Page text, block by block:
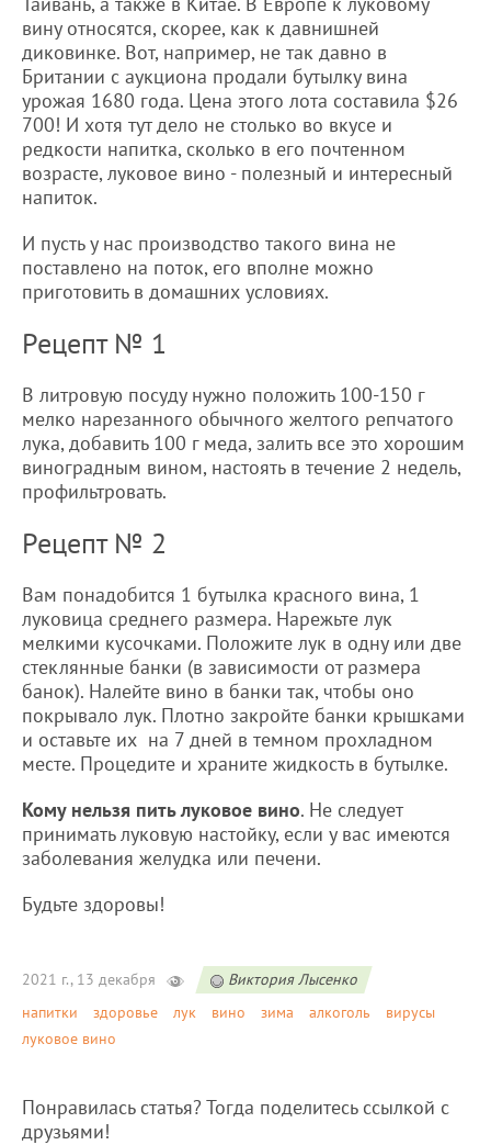
вину относятся, скорее, как к давнишней
диковинке. Вот, например, не так давно в
Британии с аукциона продали бутылку вина
урожая 1680 года. Цена этого лота составила $26
700! И хотя тут дело не столько во вкусе и
редкости напитка, сколько в его почтенном
возрасте, луковое вино - полезный и интересный
напиток.
И пусть у нас производство такого вина не
поставлено на поток, его вполне можно
приготовить в домашних условиях.
Рецепт № 1
В литровую посуду нужно положить 100-150 г
мелко нарезанного обычного желтого репчатого
лука, добавить 100 г меда, залить все это хорошим
виноградным вином, настоять в течение 2 недель,
профильтровать.
Рецепт № 2
Вам понадобится 1 бутылка красного вина, 1
луковица среднего размера. Нарежьте лук
мелкими кусочками. Положите лук в одну или две
стеклянные банки (в зависимости от размера
банок). Налейте вино в банки так, чтобы оно
покрывало лук. Плотно закройте банки крышками
и оставьте их на 7 дней в темном прохладном
месте. Процедите и храните жидкость в бутылке.
Кому нельзя пить луковое вино. Не следует
принимать луковую настойку, если у вас имеются
заболевания желудка или печени.
Будьте здоровы!
2021 г., 13 декабря
Виктория Лысенко
напитки
здоровье лук вино зима алкоголь
вирусы
луковое вино
Понравилась статья? Тогда поделитесь ссылкой с
друзьями!